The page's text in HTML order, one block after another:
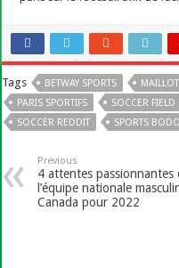
Tags BETWAY SPORTS
PARIS SPORTIFS
SOCCER FIELD
SOCCER REDDIT
SPORTS
Previous
4 attentes passionnantes
l’équipe nationale
Canada pour 2022